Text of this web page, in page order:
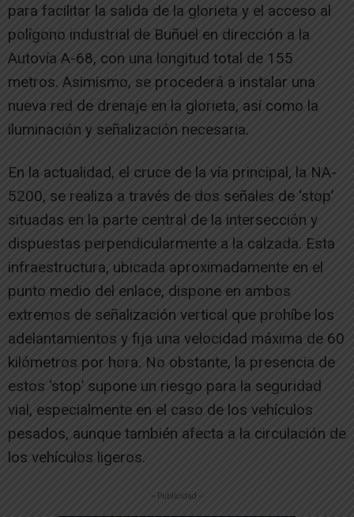
para facilitar la salida de la glorieta y el acceso al
polígono industrial de Buñuel en dirección a la
Autovía A-68, con una longitud total de 155
metros. Asimismo, se procederá a instalar una
nueva red de drenaje en la glorieta, así como la
iluminación y señalización necesaria.
En la actualidad, el cruce de la vía principal, la NA-
5200, se realiza a través de dos señales de ‘stop’
situadas en la parte central de la intersección y
dispuestas perpendicularmente a la calzada. Esta
infraestructura, ubicada aproximadamente en el
punto medio del enlace, dispone en ambos
extremos de señalización vertical que prohíbe los
adelantamientos y fija una velocidad máxima de 60
kilómetros por hora. No obstante, la presencia de
estos ‘stop’ supone un riesgo para la seguridad
vial, especialmente en el caso de los vehículos
pesados, aunque también afecta a la circulación de
los vehículos ligeros.
-- Publicidad --